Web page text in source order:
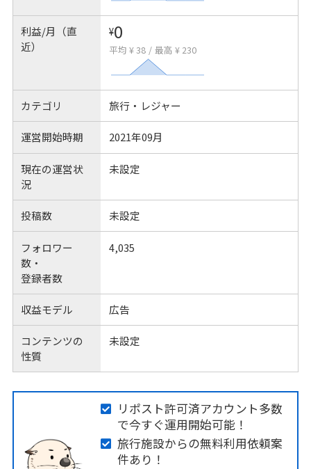
利益/月（直
近）
¥0
平均 ¥ 38 / 最高 ¥ 230
カテゴリ 旅行・レジャー
運営開始時期 2021年09月
現在の運営状
況
未設定
投稿数 未設定
フォロワー
数・
登録者数
4,035
収益モデル 広告
コンテンツの
性質
未設定
リポスト許可済アカウント多数
で今すぐ運用開始可能！
旅行施設からの無料利用依頼案
件あり！